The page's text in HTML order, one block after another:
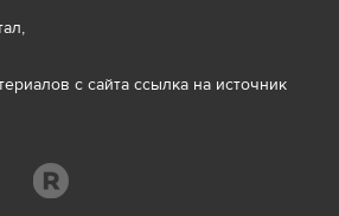
с сайта ссылка на источник